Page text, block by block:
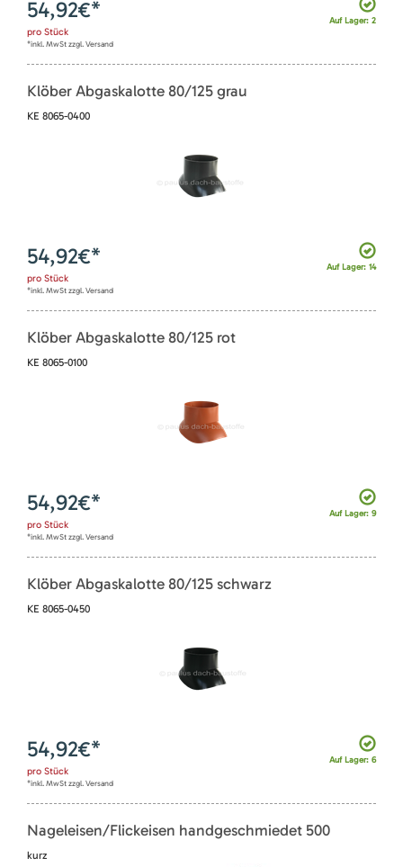
Auf Lager: 2
54,92€*
pro Stück
*inkl. MwSt zzgl. Versand
Klöber Abgaskalotte 80/125 grau
KE 8065-0400
Auf Lager: 14
54,92€*
pro Stück
*inkl. MwSt zzgl. Versand
Klöber Abgaskalotte 80/125 rot
KE 8065-0100
Auf Lager: 9
54,92€*
pro Stück
*inkl. MwSt zzgl. Versand
Klöber Abgaskalotte 80/125 schwarz
KE 8065-0450
Auf Lager: 6
54,92€*
pro Stück
*inkl. MwSt zzgl. Versand
Nageleisen/Flickeisen handgeschmiedet 500
kurz